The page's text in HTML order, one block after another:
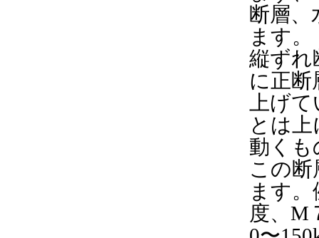
断層
ます。
縦ずれ
に正断
上げ
とは
動くも
この
ます
度、M